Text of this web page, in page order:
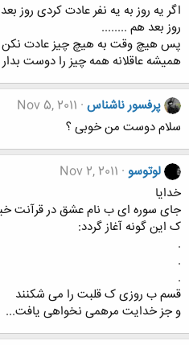
اگر یه روز به یه نفر عادت کردی روز
روز بعد هم ........
پس هیچ وقت به هیچ چیز عادت نکن
همیشه عاقلانه همه چیز را دوست
پرفسور ناشناس Nov 5, 2011
سلام دوست من خوبی ؟
لوتوسو Nov 2, 2011
خدایا
جای سوره ای ب نام عشق در قرآنت
ک این گونه آغاز گردد:
.
.
.
قسم ب روزی ک قلبت را می شکنند
و جز خدایت مرهمی نخواهی یافت...